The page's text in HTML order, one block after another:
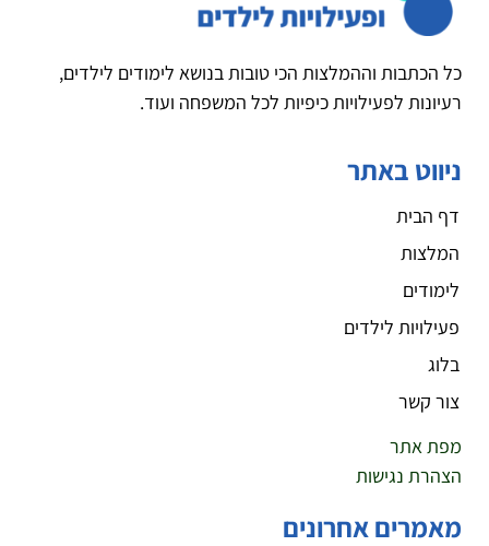
כל הכתבות וההמלצות הכי טובות בנושא לימודים לילדים,
רעיונות לפעילויות כיפיות לכל המשפחה ועוד.
ניווט באתר
דף הבית
המלצות
לימודים
פעילויות לילדים
בלוג
צור קשר
מפת אתר
הצהרת נגישות
מאמרים אחרונים